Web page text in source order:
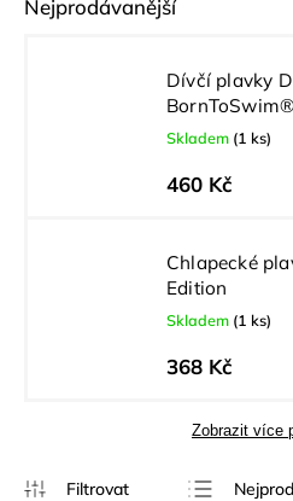
Nejprodávanější
Dívčí plavky
BornToSwim®
Skladem (1 ks)
460 Kč
Chlapecké
Edition
Skladem (1 ks)
368 Kč
Zobrazit více